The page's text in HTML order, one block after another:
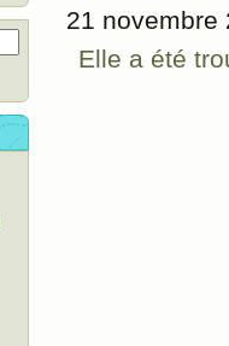
21 novembre
Elle a été